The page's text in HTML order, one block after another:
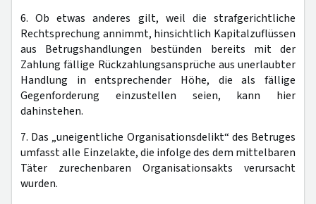
6. Ob etwas anderes gilt, weil die strafgerichtliche
Rechtsprechung annimmt, hinsichtlich Kapitalzuflüssen
aus Betrugshandlungen bestünden bereits mit der
Zahlung fällige Rückzahlungsansprüche aus unerlaubter
Handlung in entsprechender Höhe, die als fällige
Gegenforderung einzustellen seien, kann hier
dahinstehen.
7. Das „uneigentliche Organisationsdelikt“ des Betruges
umfasst alle Einzelakte, die infolge des dem mittelbaren
Täter zurechenbaren Organisationsakts verursacht
wurden.